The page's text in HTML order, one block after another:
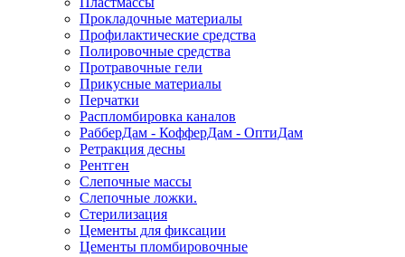
Прокладочные материалы
Профилактические средства
Полировочные средства
Протравочные гели
Прикусные материалы
Перчатки
Распломбировка каналов
РабберДам - КофферДам - ОптиДам
Ретракция десны
Рентген
Слепочные массы
Слепочные ложки.
Стерилизация
Цементы для фиксации
Цементы пломбировочные